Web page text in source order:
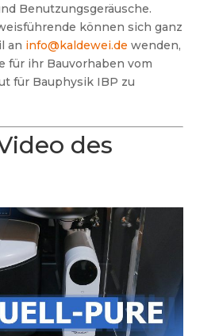
Benutzungsgeräusche.
können sich ganz
an info@kaldewei.de wenden,
für ihr Bauvorhaben vom
für Bauphysik IBP zu
des